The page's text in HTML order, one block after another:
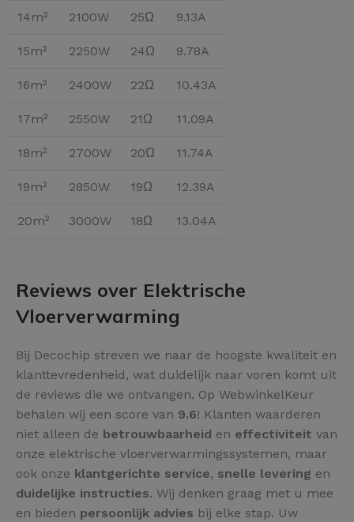
14m² 2100W 25Ω 9.13A
15m² 2250W 24Ω 9.78A
16m² 2400W 22Ω 10.43A
17m² 2550W 21Ω 11.09A
18m² 2700W 20Ω 11.74A
19m² 2850W 19Ω 12.39A
20m² 3000W 18Ω 13.04A
Reviews over Elektrische
Vloerverwarming
Bij Decochip streven we naar de hoogste kwaliteit en
klanttevredenheid, wat duidelijk naar voren komt uit
de reviews die we ontvangen. Op WebwinkelKeur
behalen wij een score van 9.6! Klanten waarderen
niet alleen de betrouwbaarheid en effectiviteit van
onze elektrische vloerverwarmingssystemen, maar
ook onze klantgerichte service, snelle levering en
duidelijke instructies. Wij denken graag met u mee
en bieden persoonlijk advies bij elke stap. Uw